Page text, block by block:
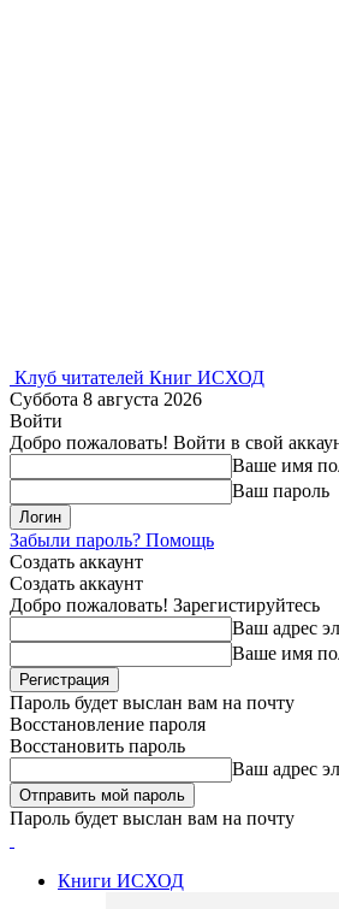
Клуб читателей Книг ИСХОД
Суббота 8 августа 2026
Войти
Добро пожаловать! Войти в свой
Ваше имя
Ваш пароль
Забыли пароль? Помощь
Создать аккаунт
Создать аккаунт
Добро пожаловать! Зарегистируйтесь
Ваш адрес
Ваше имя
Пароль будет выслан вам на почту
Восстановление пароля
Восстановить пароль
Ваш адрес
Пароль будет выслан вам на почту
Книги ИСХОД